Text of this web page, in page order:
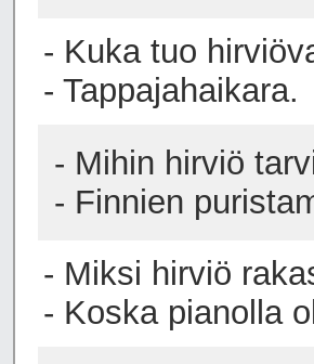
- Kuka tuo
- Tappajahaikara.
- Mihin hirviö
- Finnien
- Miksi hirviö
- Koska pianolla